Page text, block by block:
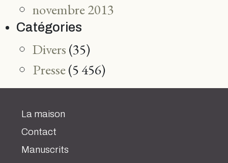
novembre 2013
Catégories
Divers (35)
Presse(5 456)
La maison
Contact
Manuscrits